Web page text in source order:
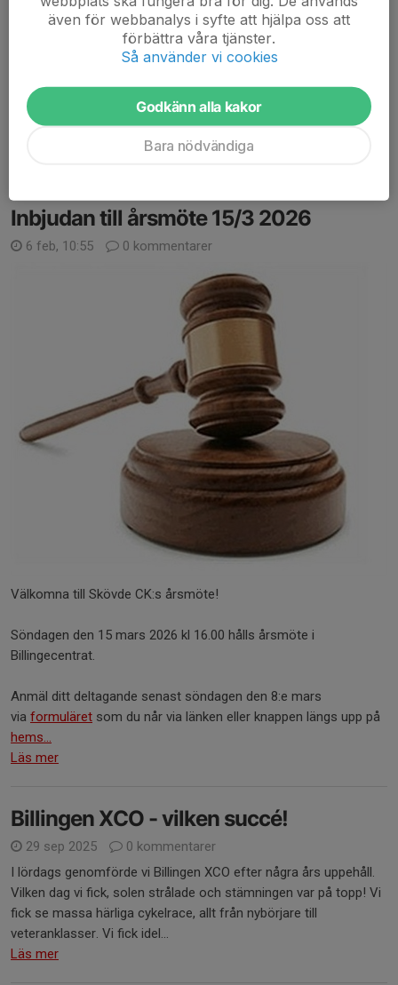
Nu närmar sig Billingeracet med stormsteg, 2 maj bygger vi samt
genomför Lilla Billingeracet.
Vi saknar fortfarande 8 funktionärer.
Har ni möjlighet att ställa upp med någon till från...
Inbjudan till årsmöte 15/3 2026
6 feb, 10:55 0 kommentarer
Välkomna till Skövde CK:s årsmöte!
Söndagen den 15 mars 2026 kl 16.00 hålls årsmöte i
Billingecentrat.
Anmäl ditt deltagande senast söndagen den 8:e mars
via formuläret som du når via länken eller knappen längs upp på
hems...
Läs mer
Billingen XCO - vilken succé!
29 sep 2025
0 kommentarer
I lördags genomförde vi Billingen XCO efter några års uppehåll.
Vilken dag vi fick, solen strålade och stämningen var på topp! Vi
fick se massa härliga cykelrace, allt från nybörjare till
veteranklasser. Vi fick idel...
Läs mer
även för webbanalys i syfte att hjälpa oss att
förbättra våra tjänster.
Så använder vi cookies
Godkänn alla kakor
Bara nödvändiga